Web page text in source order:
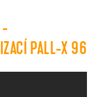
-
PALL-X 96